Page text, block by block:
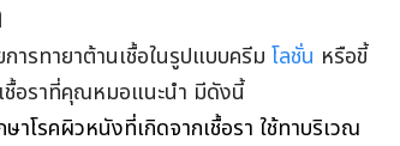
ารทายาต้านเชื้อในรูปแบบครีม โลชั่น หรือขี้
ชื้อราที่คุณหมอแนะนำ มีดังนี้
ษาโรคผิวหนังที่เกิดจากเชื้อรา ใช้ทาบริเวณ